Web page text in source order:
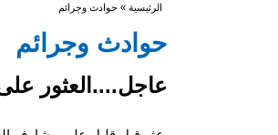
أنت هنا
الرئيسية » حوادث وجرائم
حوادث وجرائم
عاجل....العثور